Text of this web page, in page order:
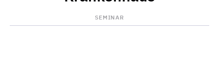
SEMINAR